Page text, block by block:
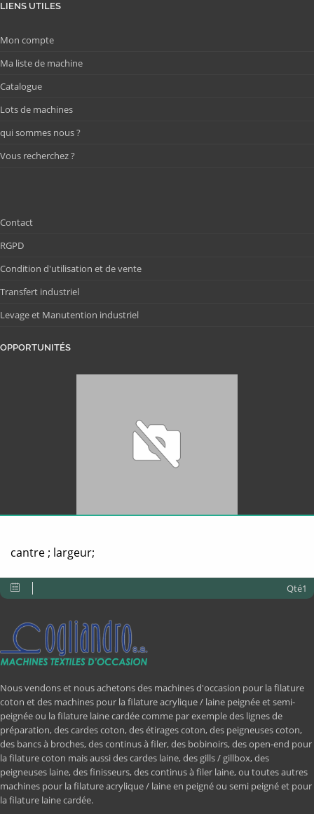
LIENS UTILES
Mon compte
Ma liste de machine
Catalogue
Lots de machines
qui sommes nous ?
Vous recherchez ?
Contact
RGPD
Condition d'utilisation et de vente
Transfert industriel
Levage et Manutention industriel
OPPORTUNITÉS
cantre ; largeur;
Qté1
Nous vendons et nous achetons des machines d'occasion pour la filature
coton et des machines pour la filature acrylique / laine peignée et semi-
peignée ou la filature laine cardée comme par exemple des lignes de
préparation, des cardes coton, des étirages coton, des peigneuses coton,
des bancs à broches, des continus à filer, des bobinoirs, des open-end pour
la filature coton mais aussi des cardes laine, des gills / gillbox, des
peigneuses laine, des finisseurs, des continus à filer laine, ou toutes autres
machines pour la filature acrylique / laine en peigné ou semi peigné et pour
la filature laine cardée.